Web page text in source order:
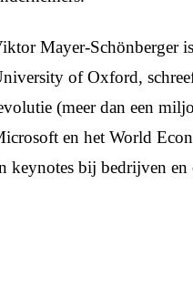
Mayer-Schönberger
of Oxford,
(meer dan een
en het World
keynotes bij bedrijven en